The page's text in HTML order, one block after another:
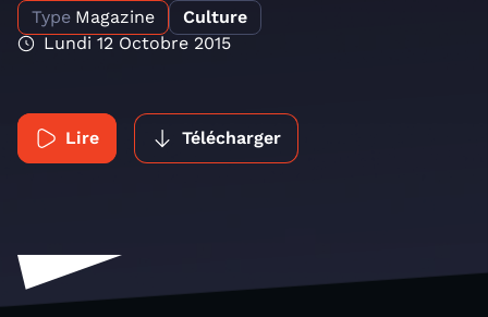
Type Magazine
Culture
Lundi 12 Octobre 2015
Lire Télécharger